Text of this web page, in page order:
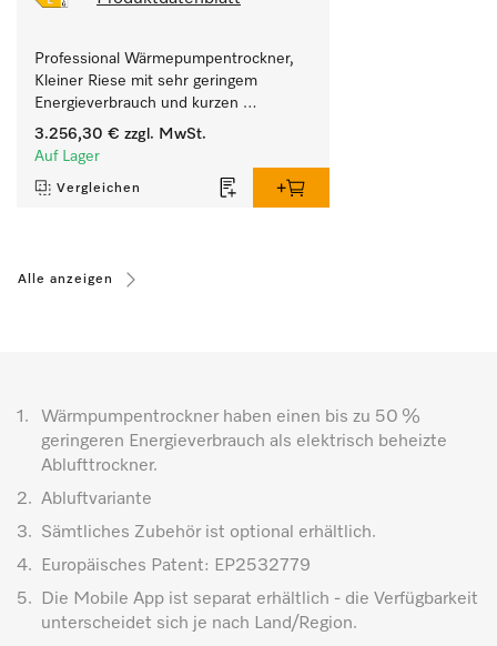
Professional Wärmepumpentrockner,
Kleiner Riese mit sehr geringem
Energieverbrauch und kurzen
Laufzeiten. Füllgewicht 8 kg.
3.256,30 € zzgl. MwSt.
Auf Lager
Vergleichen
Alle anzeigen
1.
Wärmpumpentrockner haben einen bis zu 50 %
geringeren Energieverbrauch als elektrisch beheizte
Ablufttrockner.
2. Abluftvariante
3.
Sämtliches Zubehör ist optional erhältlich.
4.
Europäisches Patent: EP2532779
5.
Die Mobile App ist separat erhältlich - die Verfügbarkeit
unterscheidet sich je nach Land/Region.